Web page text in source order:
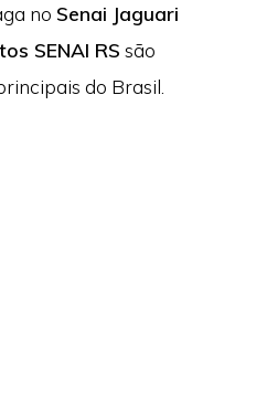
no Senai Jaguari
SENAI RS são
do Brasil.